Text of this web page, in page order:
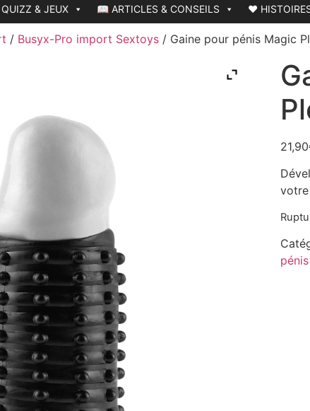
& JEUX 📖 ARTICLES & CONSEILS ❤️
/ Busyx-Pro import Sextoys / Gaine pour pénis Magic
21,90
pénis